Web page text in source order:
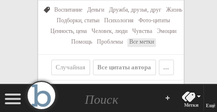
+
Метки Ещё
Воспитание Деньги Дружба, друзья, друг
Жизнь
Подборки, статьи
Психология
Фото-цитаты
Ценность, цена
Человек, люди Чувства
Эмоции
Помощь
Проблемы Все метки
Случайная Все цитаты автора ...